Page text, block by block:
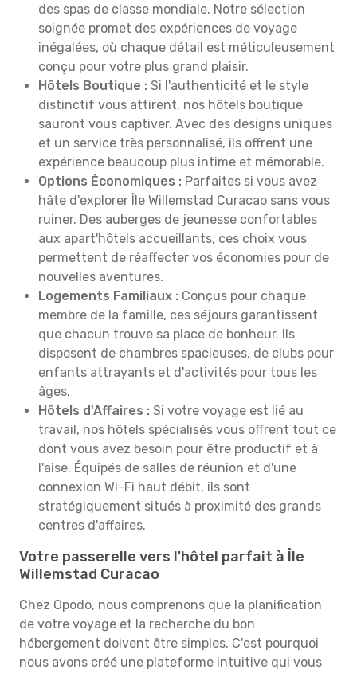
des spas de classe mondiale. Notre sélection
soignée promet des expériences de voyage
inégalées, où chaque détail est méticuleusement
conçu pour votre plus grand plaisir.
Hôtels Boutique : Si l'authenticité et le style
distinctif vous attirent, nos hôtels boutique
sauront vous captiver. Avec des designs uniques
et un service très personnalisé, ils offrent une
expérience beaucoup plus intime et mémorable.
Options Économiques : Parfaites si vous avez
hâte d'explorer Île Willemstad Curacao sans vous
ruiner. Des auberges de jeunesse confortables
aux apart'hôtels accueillants, ces choix vous
permettent de réaffecter vos économies pour de
nouvelles aventures.
Logements Familiaux : Conçus pour chaque
membre de la famille, ces séjours garantissent
que chacun trouve sa place de bonheur. Ils
disposent de chambres spacieuses, de clubs pour
enfants attrayants et d'activités pour tous les
âges.
Hôtels d'Affaires : Si votre voyage est lié au
travail, nos hôtels spécialisés vous offrent tout ce
dont vous avez besoin pour être productif et à
l'aise. Équipés de salles de réunion et d'une
connexion Wi-Fi haut débit, ils sont
stratégiquement situés à proximité des grands
centres d'affaires.
Votre passerelle vers l'hôtel parfait à Île
Willemstad Curacao
Chez Opodo, nous comprenons que la planification
de votre voyage et la recherche du bon
hébergement doivent être simples. C'est pourquoi
nous avons créé une plateforme intuitive qui vous